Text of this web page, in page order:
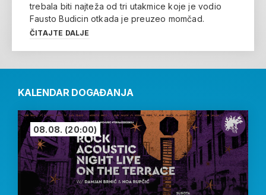
trebala biti najteža od tri utakmice koje je vodio
Fausto Budicin otkada je preuzeo momčad.
ČITAJTE DALJE
KALENDAR DOGAĐANJA
08.08. (20:00)